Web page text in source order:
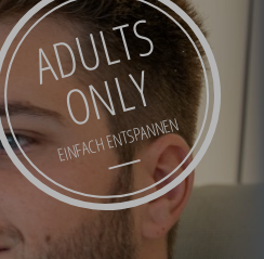
ADULTS
ONLY
EINFACH ENTSPANNEN